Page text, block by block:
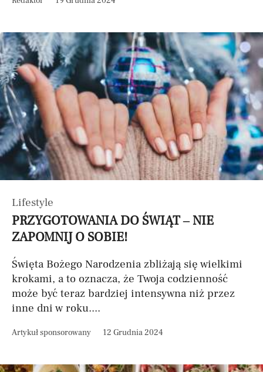
Lifestyle
PRZYGOTOWANIA DO ŚWIĄT – NIE
ZAPOMNIJ O SOBIE!
Święta Bożego Narodzenia zbliżają się wielkimi
krokami, a to oznacza, że Twoja codzienność
może być teraz bardziej intensywna niż przez
inne dni w roku....
Artykuł sponsorowany 12 Grudnia 2024